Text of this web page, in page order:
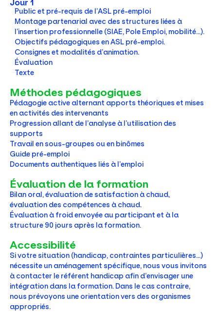
Jour 1
Public et pré-requis de l’ASL pré-emploi
Montage partenarial avec des structures liées à
l’insertion professionnelle (SIAE, Pole Emploi, mobilité…).
Objectifs pédagogiques en ASL pré-emploi.
Consignes et modalités d’animation.
Évaluation
Texte
Méthodes pédagogiques
Pédagogie active alternant apports théoriques et mises
en activités des intervenants
Progression allant de l’analyse à l’utilisation des
supports
Travail en sous-groupes ou en binômes
Guide pré-emploi
Documents authentiques liés à l’emploi
Évaluation de la formation
Bilan oral, évaluation de satisfaction à chaud,
évaluation des compétences à chaud.
Évaluation à froid envoyée au participant et à la
structure 90 jours après la formation.
Accessibilité
Si votre situation (handicap, contraintes particulières…)
nécessite un aménagement spécifique, nous vous invitons
à contacter le référent handicap afin d’envisager une
intégration dans la formation. Dans le cas contraire,
nous prévoyons une orientation vers des organismes
appropriés.